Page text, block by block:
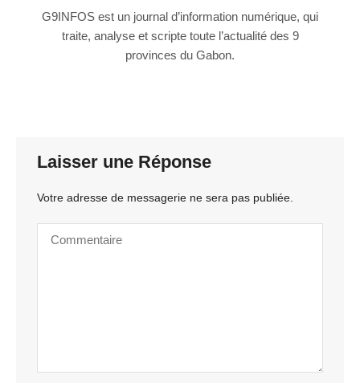
G9INFOS est un journal d’information numérique, qui
traite, analyse et scripte toute l’actualité des 9
provinces du Gabon.
Laisser une Réponse
Votre adresse de messagerie ne sera pas publiée.